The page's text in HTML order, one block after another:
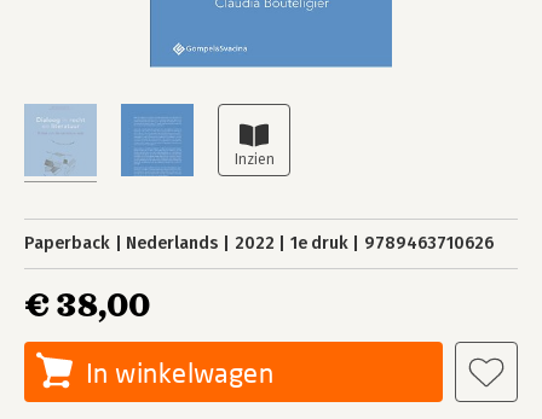
Paperback Nederlands 2022 1e druk 9789463710626
€ 38,00
In winkelwagen